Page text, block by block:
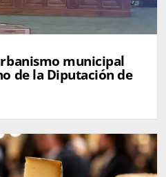
municipal
de la Diputación de